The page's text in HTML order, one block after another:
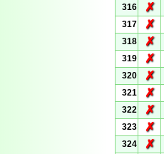
316
✗
317
✗
318
✗
319
✗
320
✗
321
✗
322
✗
323
✗
324
✗